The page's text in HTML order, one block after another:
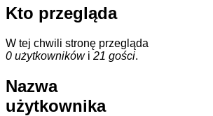
Kto przegląda
W tej chwili stronę przegląda
0 użytkownikówi 21 gości.
Nazwa
użytkownika